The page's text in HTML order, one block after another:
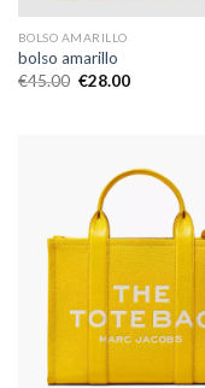
BOLSO AMARILLO
bolso amarillo
€45.00 €28.00